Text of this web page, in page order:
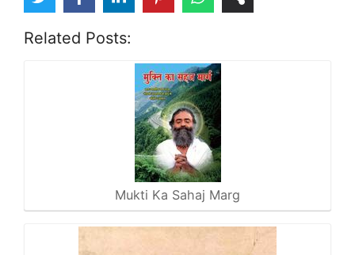
Related Posts:
Mukti Ka Sahaj Marg